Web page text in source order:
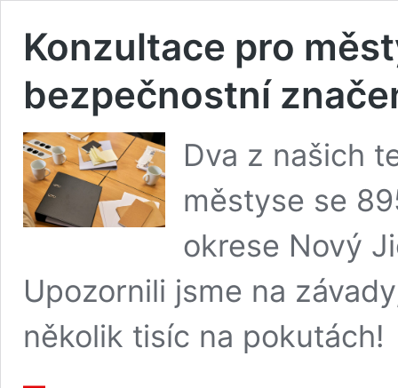
Konzultace pro
bezpečnostní
Dva z našich
městyse se
okrese Nový
Upozornili jsme na
několik tisíc na pokutách!